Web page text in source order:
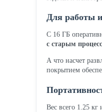
Для работы
С 16 ГБ
с старым
А что насчет
покрытием
Вес всего 1.25